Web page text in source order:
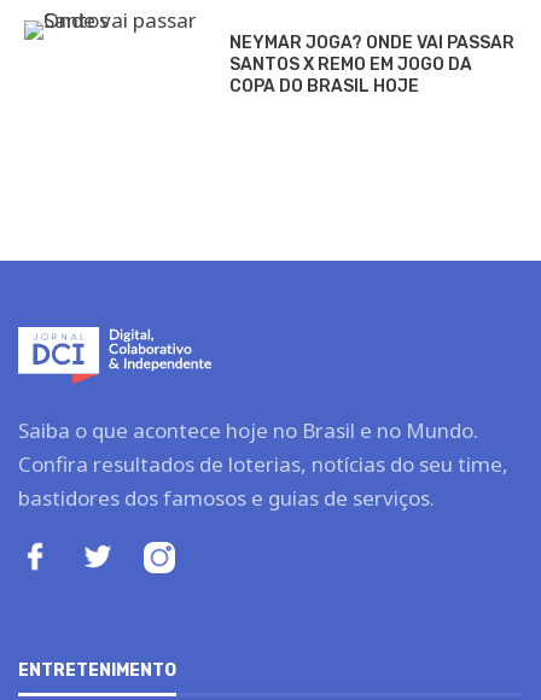
NEYMAR JOGA? ONDE VAI PASSAR
SANTOS X REMO EM JOGO DA
COPA DO BRASIL HOJE
Saiba o que acontece hoje no Brasil e no Mundo.
Confira resultados de loterias, notícias do seu time,
bastidores dos famosos e guias de serviços.
ENTRETENIMENTO